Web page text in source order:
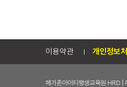
이용약관 개인정보
메가존아이티평생교육원 HRD